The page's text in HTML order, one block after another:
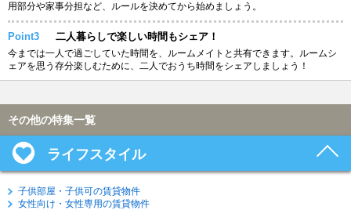
用部分や家事分担など、ルールを決めてから始めましょう。
Point3 二人暮らしで楽しい時間もシェア！
今までは一人で過ごしていた時間を、ルームメイトと共有できます。ルームシ
ェアを思う存分楽しむために、二人でおうち時間をシェアしましょう！
その他の特集一覧
ライフスタイル
子供部屋・子供可の賃貸物件
女性向け・女性専用の賃貸物件